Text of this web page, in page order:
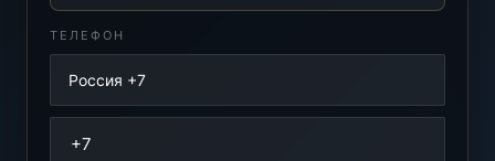
ТЕЛЕФОН